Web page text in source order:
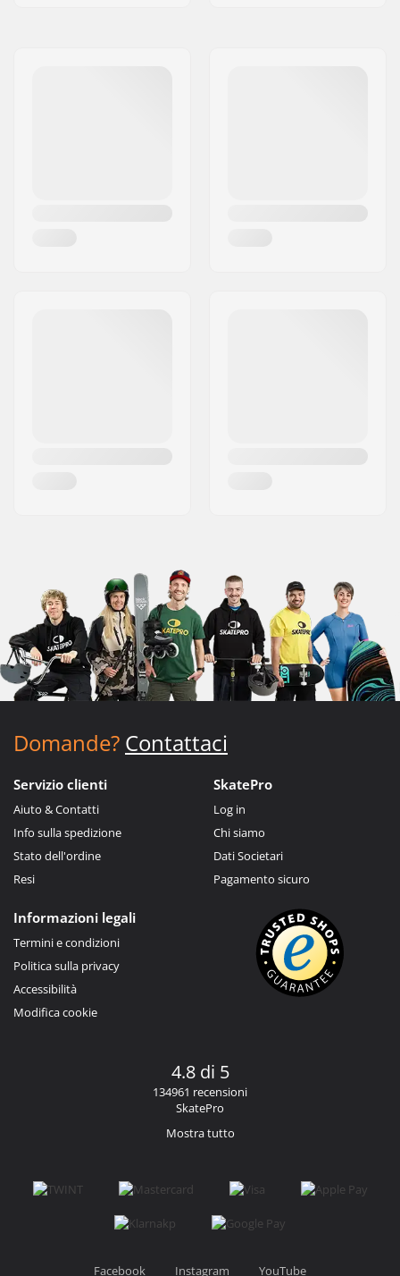
Domande? Contattaci
Servizio clienti
Aiuto & Contatti
Info sulla spedizione
Stato dell'ordine
Resi
SkatePro
Log in
Chi siamo
Dati Societari
Pagamento sicuro
Informazioni legali
Termini e condizioni
Politica sulla privacy
Accessibilità
Modifica cookie
4.8 di 5
134961 recensioni
SkatePro
Mostra tutto
Facebook Instagram YouTube